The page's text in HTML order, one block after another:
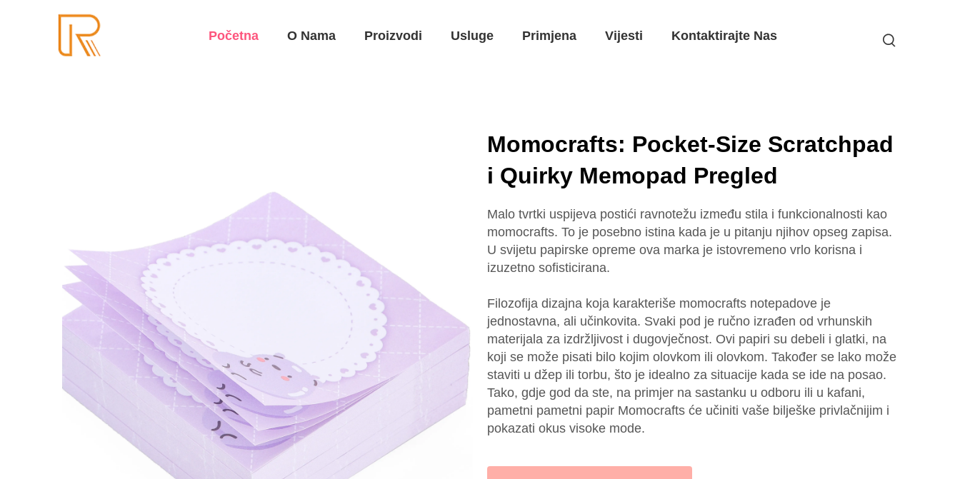
Početna O Nama Proizvodi Usluge Primjena Vijesti Kontaktirajte Nas
Momocrafts: Pocket-Size Scratchpad
i Quirky Memopad Pregled
Malo tvrtki uspijeva postići ravnotežu između stila i funkcionalnosti kao
momocrafts. To je posebno istina kada je u pitanju njihov opseg zapisa.
U svijetu papirske opreme ova marka je istovremeno vrlo korisna i
izuzetno sofisticirana.
Filozofija dizajna koja karakteriše momocrafts notepadove je
jednostavna, ali učinkovita. Svaki pod je ručno izrađen od vrhunskih
materijala za izdržljivost i dugovječnost. Ovi papiri su debeli i glatki, na
koji se može pisati bilo kojim olovkom ili olovkom. Također se lako može
staviti u džep ili torbu, što je idealno za situacije kada se ide na posao.
Tako, gdje god da ste, na primjer na sastanku u odboru ili u kafani,
pametni pametni papir Momocrafts će učiniti vaše bilješke privlačnijim i
pokazati okus visoke mode.